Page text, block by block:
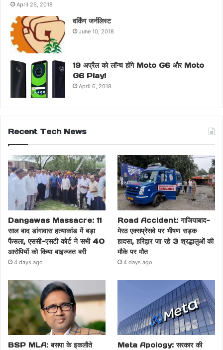
April 26, 2018
वर्किंग जर्नलिस्ट
June 10, 2018
19 अप्रैल को लॉन्च होंगे Moto G6 और Moto
G6 Play!
April 6, 2018
Recent Tech News
Dangawas Massacre: 11
साल बाद डांगावास हत्याकांड में बड़ा
फैसला, एससी-एसटी कोर्ट ने सभी 40
आरोपियों को किया बाइज्जत बरी
4 days ago
Road Accident: गाजियाबाद-
मेरठ एक्सप्रेसवे पर भीषण सड़क
हादसा, हरिद्वार जा रहे 3 श्रद्धालुओं की
मौके पर मौत
4 days ago
BSP MLA: बसपा के इकलौते
Meta Apology: सरकार की